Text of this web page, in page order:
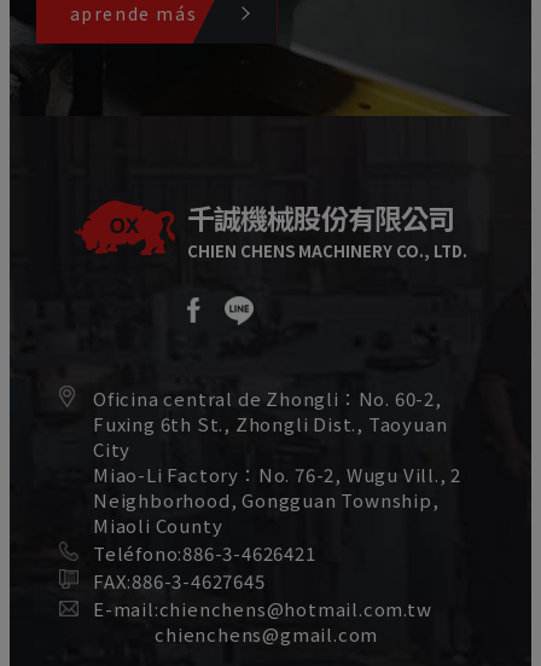
aprende más
千誠機械股份有限公司
CHIEN CHENS MACHINERY CO., LTD.
Oficina central de Zhongli： No. 60-2,
Fuxing 6th St., Zhongli Dist., Taoyuan
City
Miao-Li Factory： No. 76-2, Wugu Vill., 2
Neighborhood, Gongguan Township,
Miaoli County
Teléfono:886-3-4626421
FAX:886-3-4627645
E-mail:chienchens@hotmail.com.tw
chienchens@gmail.com